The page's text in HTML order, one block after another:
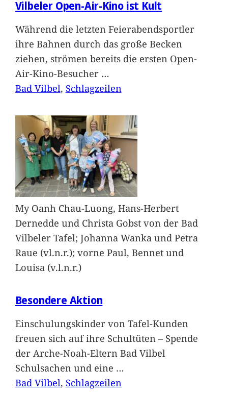
Vilbeler Open-Air-Kino ist Kult
Während die letzten Feierabendsportler
ihre Bahnen durch das große Becken
ziehen, strömen bereits die ersten Open-
Air-Kino-Besucher …
Bad Vilbel, Schlagzeilen
My Oanh Chau-Luong, Hans-Herbert
Dernedde und Christa Gobst von der Bad
Vilbeler Tafel; Johanna Wanka und Petra
Raue (vl.n.r.); vorne Paul, Bennet und
Louisa (v.l.n.r.)
Besondere Aktion
Einschulungskinder von Tafel-Kunden
freuen sich auf ihre Schultüten – Spende
der Arche-Noah-Eltern Bad Vilbel
Schulsachen und eine …
Bad Vilbel, Schlagzeilen